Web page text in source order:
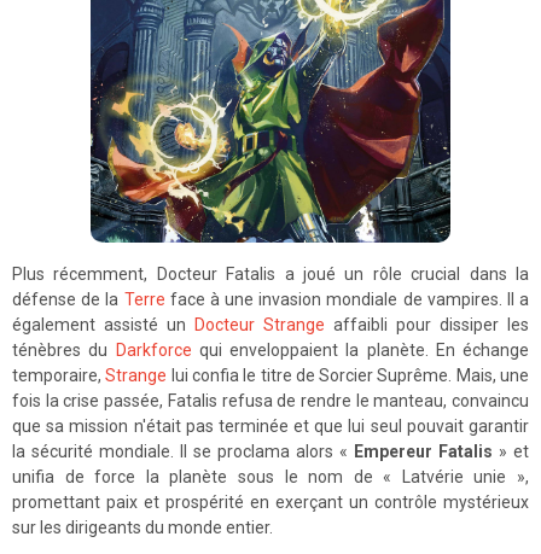
Plus récemment, Docteur Fatalis a joué un rôle crucial dans la
défense de la Terre face à une invasion mondiale de vampires. Il a
également assisté un
Docteur Strange affaibli pour dissiper les
ténèbres du
Darkforce qui enveloppaient la planète. En échange
temporaire,Strange lui confia le titre de Sorcier Suprême. Mais, une
fois la crise passée, Fatalis refusa de rendre le manteau, convaincu
que sa mission n'était pas terminée et que lui seul pouvait garantir
la sécurité mondiale. Il se proclama alors « Empereur Fatalis » et
unifia de force la planète sous le nom de « Latvérie unie »,
promettant paix et prospérité en exerçant un contrôle mystérieux
sur les dirigeants du monde entier.